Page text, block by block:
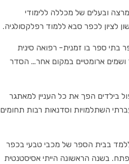
ובעלים של מכללה ללימודי
לציון לכפר סבא ללמוד רפלקסולגיה.
בתי ספר בו זמנית- רפואה סינית
ושמים ארומטיים במקום אחר… הסדר
בילדים הפך את כל העניין למאתגר
השתלמויות וסדנאות רבות תחומים
ללמד בבית הספר של מכבי טבעי בכפר
בשנה הראשונה הייתי אסיסטנטית